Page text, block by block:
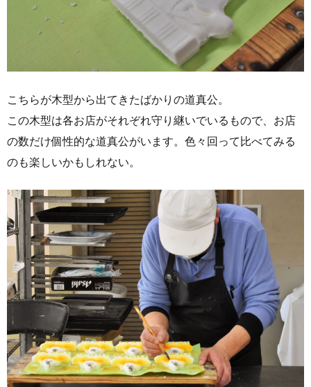
こちらが木型から出てきたばかりの道真公。
この木型は各お店がそれぞれ守り継いでいるもので、お店
の数だけ個性的な道真公がいます。色々回って比べてみる
のも楽しいかもしれない。